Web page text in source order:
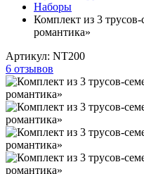
Наборы
Комплект из 3
романтика»
Артикул: NT200
6 отзывов